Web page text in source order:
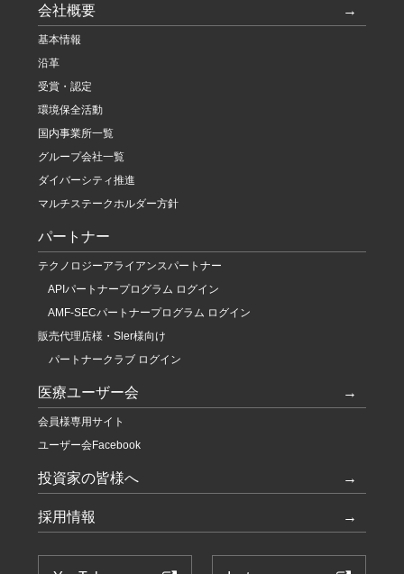
会社概要
基本情報
沿革
受賞・認定
環境保全活動
国内事業所一覧
グループ会社一覧
ダイバーシティ推進
マルチステークホルダー方針
パートナー
テクノロジーアライアンスパートナー
APIパートナープログラム ログイン
AMF-SECパートナープログラム ログイン
販売代理店様・Sler様向け
パートナークラブ ログイン
医療ユーザー会
会員様専用サイト
ユーザー会Facebook
投資家の皆様へ
採用情報